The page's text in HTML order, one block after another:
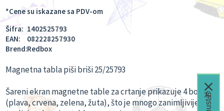
*Cene su iskazane sa PDV-om
Šifra: 1402525793
EAN:
082228257930
Brend:Redbox
Magnetna tabla piši briši 25/25793
Šareni ekran magnetne table za crtanje prikazuje 4 boje
(plava, crvena, zelena, žuta), što je mnogo zanimljivije od